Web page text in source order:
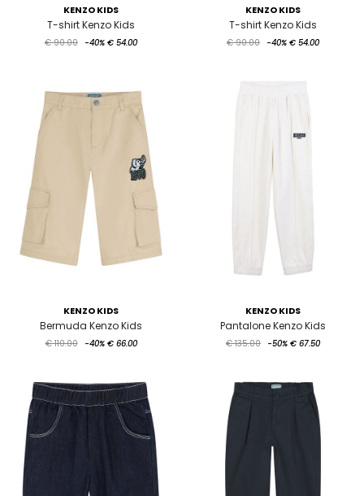
KENZO KIDS
T-shirt Kenzo Kids
€ 90.00 -40% € 54.00
KENZO KIDS
T-shirt Kenzo Kids
€ 90.00 -40% € 54.00
KENZO KIDS
Bermuda Kenzo Kids
€ 110.00 -40% € 66.00
KENZO KIDS
Pantalone Kenzo Kids
€ 135.00 -50% € 67.50